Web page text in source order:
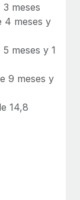
meses
4 meses y
meses y 1
9 meses y
14,8